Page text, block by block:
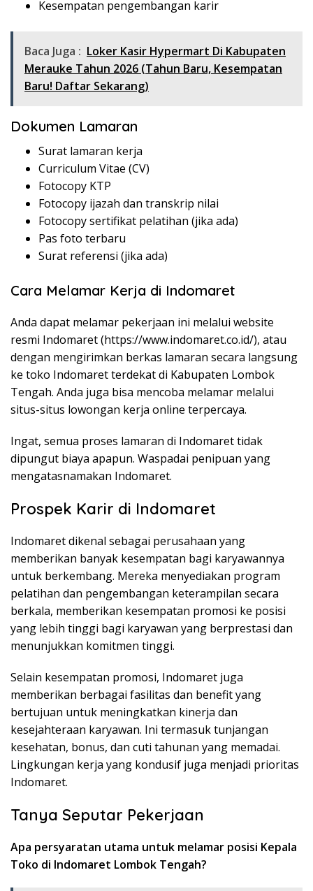
Kesempatan pengembangan karir
Baca Juga : Loker Kasir Hypermart Di Kabupaten
Merauke Tahun 2026 (Tahun Baru, Kesempatan
Baru! Daftar Sekarang)
Dokumen Lamaran
Surat lamaran kerja
Curriculum Vitae (CV)
Fotocopy KTP
Fotocopy ijazah dan transkrip nilai
Fotocopy sertifikat pelatihan (jika ada)
Pas foto terbaru
Surat referensi (jika ada)
Cara Melamar Kerja di Indomaret
Anda dapat melamar pekerjaan ini melalui website
resmi Indomaret (https://www.indomaret.co.id/), atau
dengan mengirimkan berkas lamaran secara langsung
ke toko Indomaret terdekat di Kabupaten Lombok
Tengah. Anda juga bisa mencoba melamar melalui
situs-situs lowongan kerja online terpercaya.
Ingat, semua proses lamaran di Indomaret tidak
dipungut biaya apapun. Waspadai penipuan yang
mengatasnamakan Indomaret.
Prospek Karir di Indomaret
Indomaret dikenal sebagai perusahaan yang
memberikan banyak kesempatan bagi karyawannya
untuk berkembang. Mereka menyediakan program
pelatihan dan pengembangan keterampilan secara
berkala, memberikan kesempatan promosi ke posisi
yang lebih tinggi bagi karyawan yang berprestasi dan
menunjukkan komitmen tinggi.
Selain kesempatan promosi, Indomaret juga
memberikan berbagai fasilitas dan benefit yang
bertujuan untuk meningkatkan kinerja dan
kesejahteraan karyawan. Ini termasuk tunjangan
kesehatan, bonus, dan cuti tahunan yang memadai.
Lingkungan kerja yang kondusif juga menjadi prioritas
Indomaret.
Tanya Seputar Pekerjaan
Apa persyaratan utama untuk melamar posisi Kepala
Toko di Indomaret Lombok Tengah?